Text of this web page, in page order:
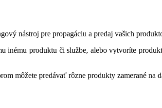
nástroj pre propagáciu a predaj vašich
inému produktu či službe, alebo vytvoríte
môžete predávať rôzne produkty zamerané na